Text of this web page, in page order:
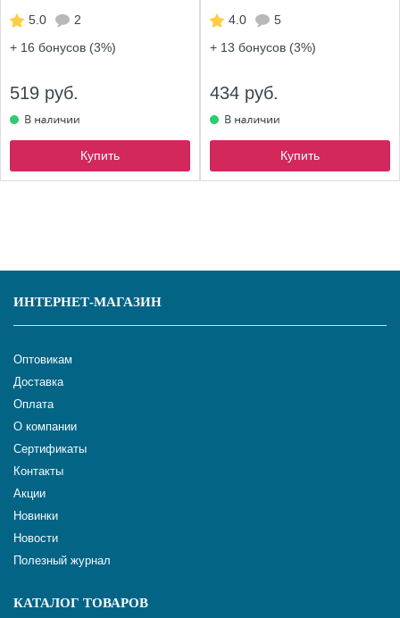
5.0
2
+ 16 бонусов (3%)
519 руб.
Купить
4.0
5
+ 13 бонусов (3%)
434 руб.
Купить
ИНТЕРНЕТ-МАГАЗИН
Оптовикам
Доставка
Оплата
О компании
Сертификаты
Контакты
Акции
Новинки
Новости
Полезный журнал
КАТАЛОГ ТОВАРОВ